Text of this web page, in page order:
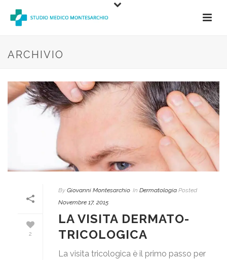
ARCHIVIO
2
By Giovanni Montesarchio In Dermatologia Posted
Novembre 17, 2015
LA VISITA DERMATO-
TRICOLOGICA
La visita tricologica è il primo passo per